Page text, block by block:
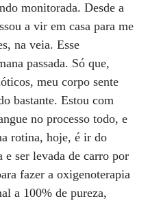
monitorada. Desde a
a vir em casa para me
na veia. Esse
passada. Só que,
meu corpo sente
bastante. Estou com
no processo todo, e
rotina, hoje, é ir do
e ser levada de carro por
fazer a oxigenoterapia
a 100% de pureza,